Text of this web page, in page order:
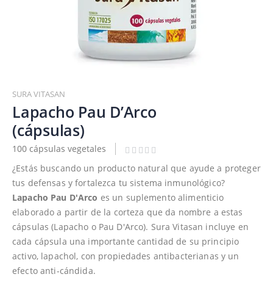
al
comienzo
de
la
galería
imágenes
SURA VITASAN
Lapacho Pau D’Arco
(cápsulas)
100 cápsulas vegetales
¿Estás buscando un producto natural que ayude a proteger
tus defensas y fortalezca tu sistema inmunológico?
Lapacho Pau D'Arco es un suplemento alimenticio
elaborado a partir de la corteza que da nombre a estas
cápsulas (Lapacho o Pau D'Arco). Sura Vitasan incluye en
cada cápsula una importante cantidad de su principio
activo, lapachol, con propiedades antibacterianas y un
efecto anti-cándida.